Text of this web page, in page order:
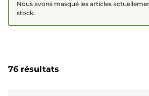
Nous avons masqué les articles
stock.
76 résultats